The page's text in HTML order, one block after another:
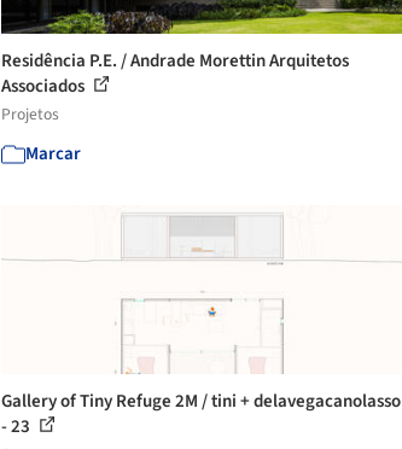
Residência P.E. / Andrade Morettin Arquitetos
Associados
Projetos
Marcar
Gallery of Tiny Refuge 2M / tini + delavegacanolasso
- 23